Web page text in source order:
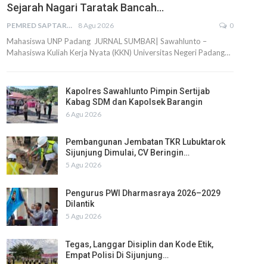
Sejarah Nagari Taratak Bancah…
PEMRED SAPTARIUS 8 Agu 2026 0
Mahasiswa UNP Padang JURNAL SUMBAR| Sawahlunto –
Mahasiswa Kuliah Kerja Nyata (KKN) Universitas Negeri Padang…
Kapolres Sawahlunto Pimpin Sertijab
Kabag SDM dan Kapolsek Barangin
6 Agu 2026
Pembangunan Jembatan TKR Lubuktarok
Sijunjung Dimulai, CV Beringin…
5 Agu 2026
Pengurus PWI Dharmasraya 2026–2029
Dilantik
5 Agu 2026
Tegas, Langgar Disiplin dan Kode Etik,
Empat Polisi Di Sijunjung…